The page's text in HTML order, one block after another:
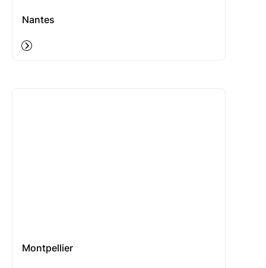
Nantes
Montpellier